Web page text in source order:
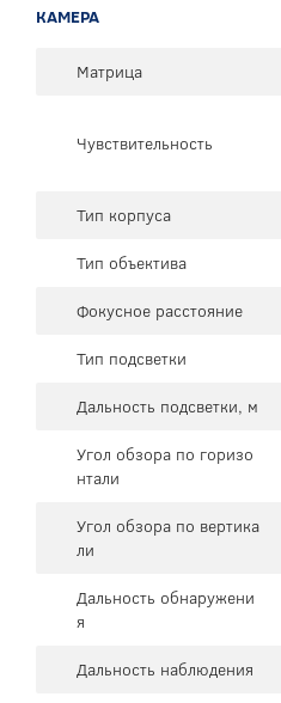
КАМЕРА
Матрица
Чувствительность
Тип корпуса
Тип объектива
Фокусное расстояние
Тип подсветки
Дальность подсветки, м
Угол обзора по горизо
нтали
Угол обзора по вертика
ли
Дальность обнаружени
я
Дальность наблюдения